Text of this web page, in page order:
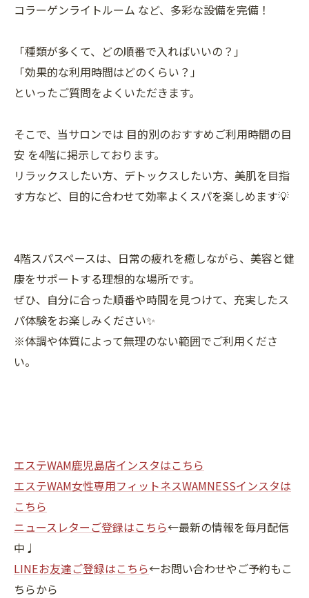
コラーゲンライトルーム など、多彩な設備を完備！
「種類が多くて、どの順番で入ればいいの？」
「効果的な利用時間はどのくらい？」
といったご質問をよくいただきます。
そこで、当サロンでは 目的別のおすすめご利用時間の目
安 を4階に掲示しております。
リラックスしたい方、デトックスしたい方、美肌を目指
す方など、目的に合わせて効率よくスパを楽しめます💡
4階スパスペースは、日常の疲れを癒しながら、美容と健
康をサポートする理想的な場所です。
ぜひ、自分に合った順番や時間を見つけて、充実したス
パ体験をお楽しみください✨
※体調や体質によって無理のない範囲でご利用くださ
い。
エステWAM鹿児島店インスタはこちら
エステWAM女性専用フィットネスWAMNESSインスタは
こちら
ニュースレターご登録はこちら←最新の情報を毎月配信
中♩
LINEお友達ご登録はこちら←お問い合わせやご予約もこ
ちらから